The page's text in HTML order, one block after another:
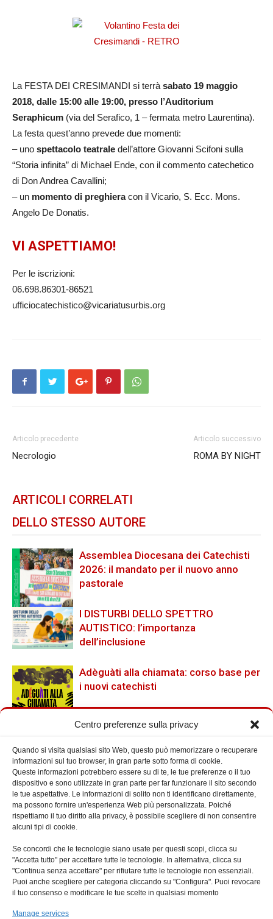
Centro preferenze sulla privacy
Quando si visita qualsiasi sito Web, questo può memorizzare o recuperare
informazioni sul tuo browser, in gran parte sotto forma di cookie.
Queste informazioni potrebbero essere su di te, le tue preferenze o il tuo
dispositivo e sono utilizzate in gran parte per far funzionare il sito secondo
le tue aspettative. Le informazioni di solito non ti identificano direttamente,
ma possono fornire un'esperienza Web più personalizzata. Poiché
rispettiamo il tuo diritto alla privacy, è possibile scegliere di non consentire
alcuni tipi di cookie.
Se concordi che le tecnologie siano usate per questi scopi, clicca su
"Accetta tutto" per accettare tutte le tecnologie. In alternativa, clicca su
"Continua senza accettare" per rifiutare tutte le tecnologie non essenziali.
Puoi anche scegliere per categoria cliccando su "Configura". Puoi revocare
il tuo consenso e modificare le tue scelte in qualsiasi momento
Manage services
La FESTA DEI CRESIMANDI si terrà sabato 19 maggio
2018, dalle 15:00 alle 19:00, presso l’Auditorium
Seraphicum (via del Serafico, 1 – fermata metro Laurentina).
La festa quest’anno prevede due momenti:
– uno spettacolo teatrale dell’attore Giovanni Scifoni sulla
“Storia infinita” di Michael Ende, con il commento catechetico
di Don Andrea Cavallini;
– un momento di preghieracon il Vicario, S. Ecc. Mons.
Angelo De Donatis.
VI ASPETTIAMO!
Per le iscrizioni:
06.698.86301-86521
ufficiocatechistico@vicariatusurbis.org
Articolo precedente
Necrologio
Articolo successivo
ROMA BY NIGHT
ARTICOLI CORRELATI
DELLO STESSO AUTORE
Assemblea Diocesana dei Catechisti
2026: il mandato per il nuovo anno
pastorale
I DISTURBI DELLO SPETTRO
AUTISTICO: l’importanza
dell’inclusione
Adèguàti alla chiamata: corso base per
i nuovi catechisti
Cerca nel Sito
Prossimi Eventi